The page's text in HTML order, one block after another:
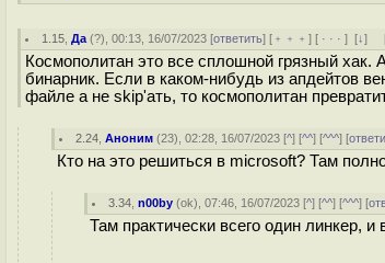
1.15 ,Да (?), 00:13, 16/07/2023 [ответить] [ ﹢﹢﹢] [ · · ·][↓]
Космополитан это все сплошной грязный хак.
бинарник. Если в каком-нибудь из апдейтов
файле а не skip'ать, то космополитан
2.24 ,Аноним (23), 02:28, 16/07/2023 [^] [^^] [^^^] [
Кто на это решиться в microsoft? Там
3.34 ,n00by (ok), 07:46, 16/07/2023 [^] [^^] [^^^] [
Там практически всего один линкер,